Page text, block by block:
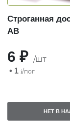
Строганная
АВ
6 ₽ /шт
• 1 i/пог
НЕТ В